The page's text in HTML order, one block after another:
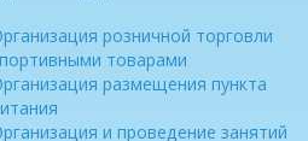
розничной торговли
товарами
размещения пункта
и проведение занятий